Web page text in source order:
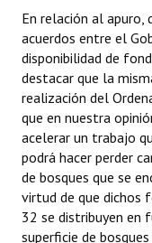
REFORMA DE LA
En relación al
acuerdos entre el
disponibilidad de
destacar que la
realización del
que en nuestra
acelerar un trabajo
podrá hacer perder
de bosques que se
virtud de que dichos
32 se distribuyen en
superficie de